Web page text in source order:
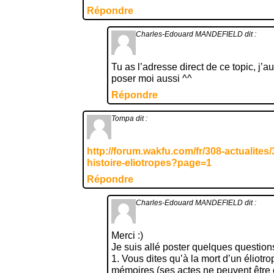
Répondre
Charles-Edouard MANDEFIELD dit :
Tu as l’adresse direct de ce topic,
poser moi aussi ^^
Répondre
Tompa dit :
http://forum.wakfu.com/fr/308-
histoire-eliotropes?page=1
Répondre
Charles-Edouard MANDEFIELD dit :
Merci :)
Je suis allé poster quelques
1. Vous dites qu’à la mort d’un
mémoires (ses actes ne peuvent